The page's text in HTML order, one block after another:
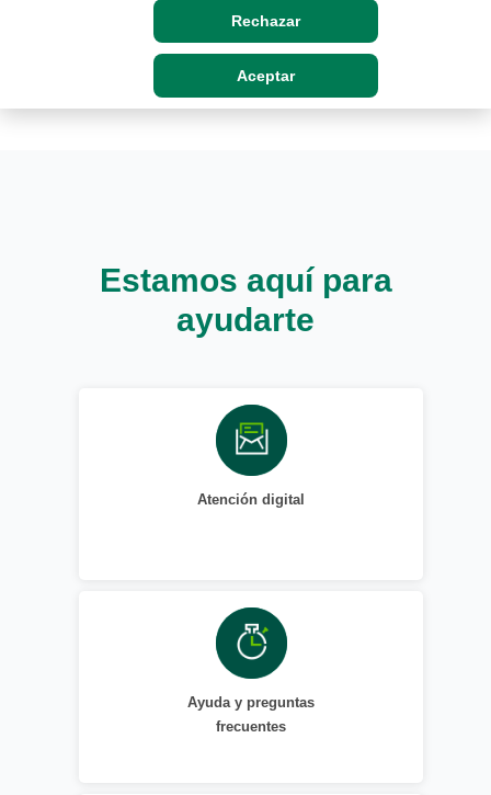
Rechazar
Aceptar
Estamos aquí para
ayudarte
Atención digital
Ayuda y preguntas
frecuentes